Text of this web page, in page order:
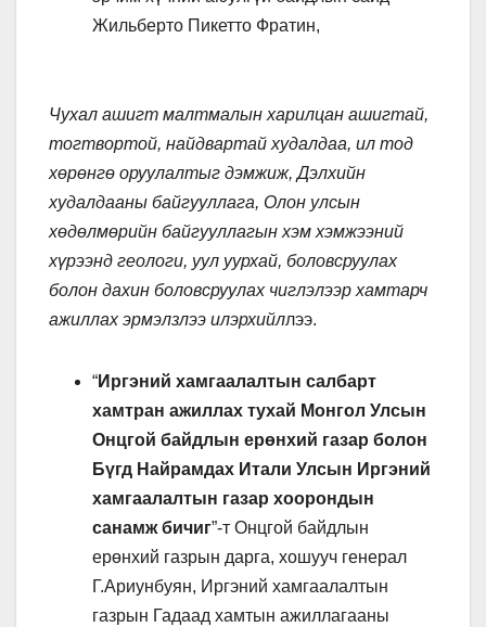
Жильберто Пикетто Фратин,
Чухал ашигт малтмалын харилцан ашигтай,
тогтвортой, найдвартай худалдаа, ил тод
хөрөнгө оруулалтыг дэмжиж, Дэлхийн
худалдааны байгууллага, Олон улсын
хөдөлмөрийн байгууллагын хэм хэмжээний
хүрээнд геологи, уул уурхай, боловсруулах
болон дахин боловсруулах чиглэлээр хамтарч
ажиллах эрмэлзлээ илэрхийллээ.
“Иргэний хамгаалалтын салбарт
хамтран ажиллах тухай Монгол Улсын
Онцгой байдлын ерөнхий газар болон
Бүгд Найрамдах Итали Улсын Иргэний
хамгаалалтын газар хоорондын
санамж бичиг”-т Онцгой байдлын
ерөнхий газрын дарга, хошууч генерал
Г.Ариунбуян, Иргэний хамгаалалтын
газрын Гадаад хамтын ажиллагааны